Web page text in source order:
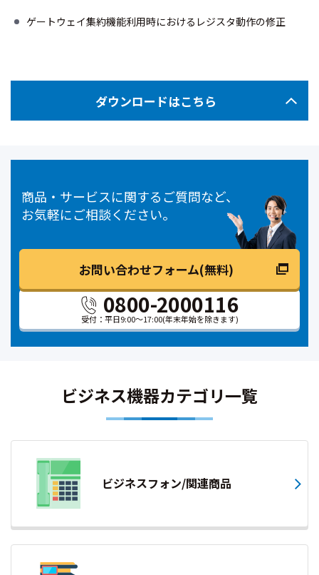
ゲートウェイ集約機能利用時におけるレジスタ動作の修正
ダウンロードはこちら
商品・サービスに関するご質問など、
お気軽にご相談ください。
0800-2000116
受付：平日9:00～17:00(年末年始を除きます)
お問い合わせフォーム(無料)
ビジネス機器カテゴリ一覧
ビジネスフォン/関連商品